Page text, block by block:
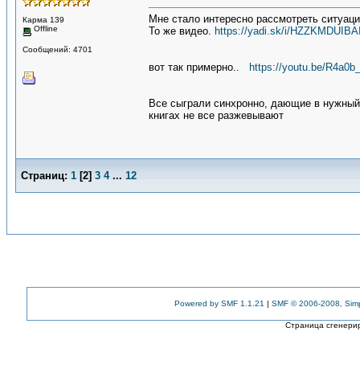
Карма 139
Offline
Сообщений: 4701
Мне стало интересно рассмотреть
То же видео. https://yadi.sk/i/
вот так примерно.. https://youtu.be/
Все сыграли синхронно, дающие в
книгах не все разжевывают
Страниц: 1 [2] 3 4 ... 12
Powered by SMF 1.1.21 |SMF © 2006-2008,
Страница